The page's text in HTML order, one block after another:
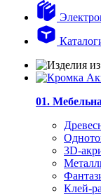
01.
3D-
Клей-